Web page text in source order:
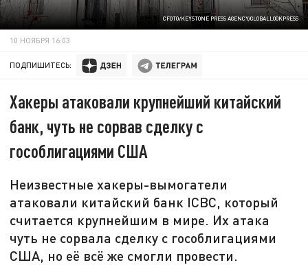
CFOTO/KEYSTONE PRESS AGENCY/GLOBALLOOKPRESS
10 НОЯБРЯ 16:03
ПОДПИШИТЕСЬ:
Хакеры атаковали крупнейший китайский
банк, чуть не сорвав сделку с
гособлигациями США
Неизвестные хакеры-вымогатели
атаковали китайский банк ICBC, который
считается крупнейшим в мире. Их атака
чуть не сорвала сделку с гособлигациями
США, но её всё же смогли провести.